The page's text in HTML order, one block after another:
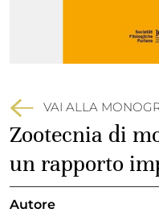
VAI ALLA
Zootecnia di
un rapporto
Autore